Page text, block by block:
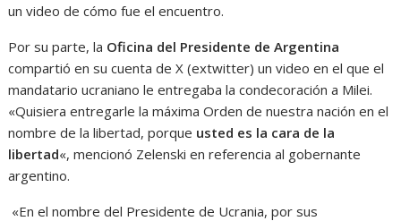
un video de cómo fue el encuentro.
Por su parte, la Oficina del Presidente de Argentina
compartió en su cuenta de X (extwitter) un video en el que el
mandatario ucraniano le entregaba la condecoración a Milei.
«Quisiera entregarle la máxima Orden de nuestra nación en el
nombre de la libertad, porque usted es la cara de la
libertad«, mencionó Zelenski en referencia al gobernante
argentino.
«En el nombre del Presidente de Ucrania, por sus